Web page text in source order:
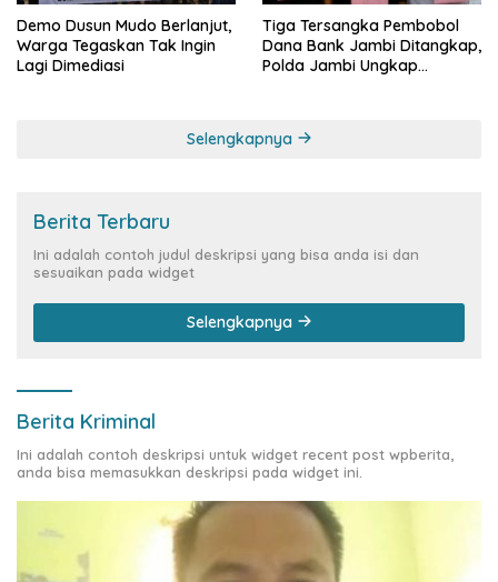
Demo Dusun Mudo Berlanjut,
Warga Tegaskan Tak Ingin
Lagi Dimediasi
Tiga Tersangka Pembobol
Dana Bank Jambi Ditangkap,
Polda Jambi Ungkap
Selengkapnya
Berita Terbaru
Ini adalah contoh judul deskripsi yang bisa anda isi dan
sesuaikan pada widget
Selengkapnya
Berita Kriminal
Ini adalah contoh deskripsi untuk widget recent post wpberita,
anda bisa memasukkan deskripsi pada widget ini.